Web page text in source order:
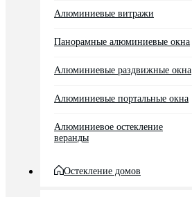
Алюминиевые витражи
Панорамные алюминиевые окна
Алюминиевые раздвижные окна
Алюминиевые портальные окна
Алюминиевое остекление
веранды
Остекление домов